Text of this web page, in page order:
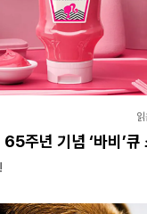
주년 기념 ‘바비’큐